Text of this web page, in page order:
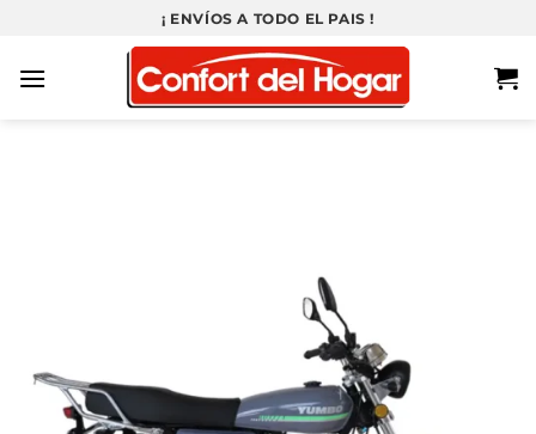
contenido
¡ ENVÍOS A TODO EL PAIS !